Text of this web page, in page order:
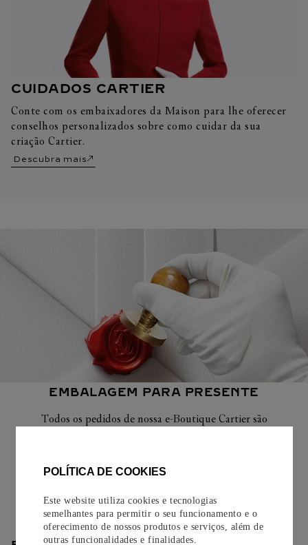
POLÍTICA DE COOKIES
Este website utiliza cookies e tecnologias
semelhantes para permitir o seu funcionamento e o
oferecimento de nossos produtos e serviços, além de
outras funcionalidades e finalidades.
CUIDADOS CARTIER
Conte com os embaixadores da Maison para lhe oferecer
conselhos personalizados sobre como cuidar da sua
criação Cartier.
Descubra mais
EMBALAGEM PARA PRESENTE
Todos os pedidos de nossa e-Boutique Cartier são